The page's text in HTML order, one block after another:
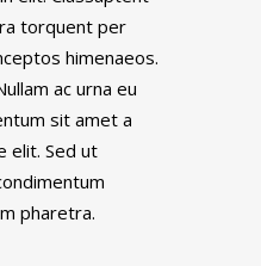
torquent per
himenaeos.
ac urna eu
sit amet a
elit. Sed ut
pharetra.